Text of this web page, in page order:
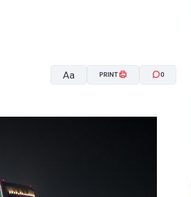
Aa
A- A+
PRINT 0